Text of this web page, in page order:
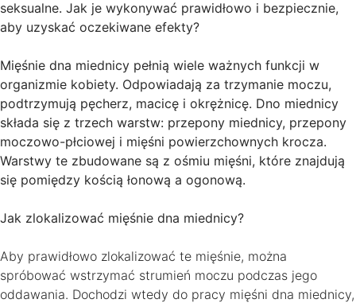
seksualne. Jak je wykonywać prawidłowo i bezpiecznie,
aby uzyskać oczekiwane efekty?
Mięśnie dna miednicy pełnią wiele ważnych funkcji w
organizmie kobiety. Odpowiadają za trzymanie moczu,
podtrzymują pęcherz, macicę i okrężnicę. Dno miednicy
składa się z trzech warstw: przepony miednicy, przepony
moczowo-płciowej i mięśni powierzchownych krocza.
Warstwy te zbudowane są z ośmiu mięśni, które znajdują
się pomiędzy kością łonową a ogonową.
Jak zlokalizować mięśnie dna miednicy?
Aby prawidłowo zlokalizować te mięśnie, można
spróbować wstrzymać strumień moczu podczas jego
oddawania. Dochodzi wtedy do pracy mięśni dna miednicy,